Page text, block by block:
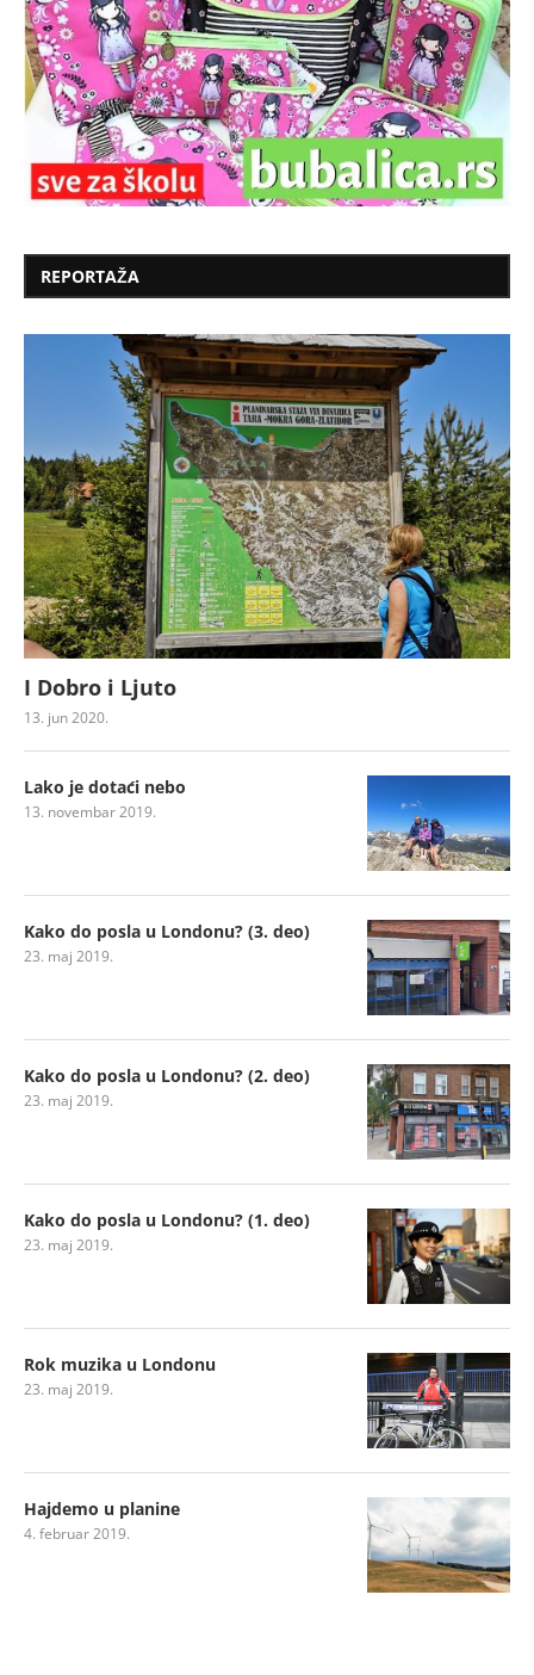
REPORTAŽA
I Dobro i Ljuto
13. jun 2020.
Lako je dotaći nebo
13. novembar 2019.
Kako do posla u Londonu? (3. deo)
23. maj 2019.
Kako do posla u Londonu? (2. deo)
23. maj 2019.
Kako do posla u Londonu? (1. deo)
23. maj 2019.
Rok muzika u Londonu
23. maj 2019.
Hajdemo u planine
4. februar 2019.